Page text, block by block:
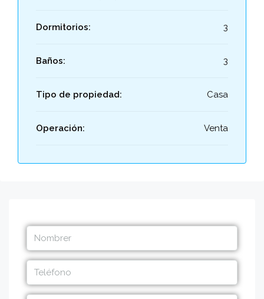
Dormitorios: 3
Baños: 3
Tipo de propiedad: Casa
Operación: Venta